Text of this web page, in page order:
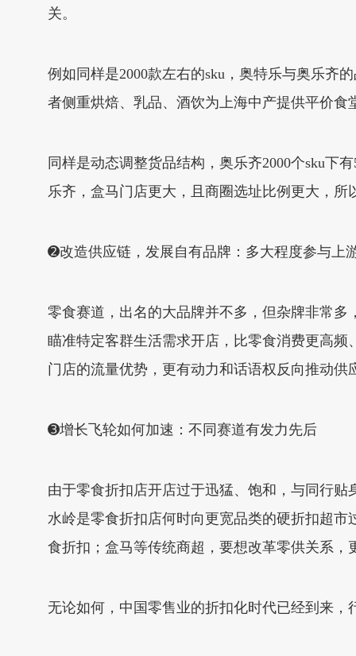
关。
例如同样是2000款左右的sku，奥特乐与奥乐齐
者侧重烘焙、乳品、酒饮为上海中产提供平价食
同样是动态调整货品结构，奥乐齐2000个sku下
乐齐，盒马门店更大，且商圈选址比例更大，
➋改造供应链，发展自有品牌：多大程度参与上
零食赛道，出名的大品牌并不多，但杂牌非常
瞄准特定客群生活需求开店，比零食消费更高
门店的流量优势，更有动力和话语权反向推动供
➌增长飞轮如何加速：不同赛道有发力先后
由于零食折扣店开店过于迅猛、饱和，与同行
水岭是零食折扣店何时向更宽品类的硬折扣超
食折扣；盒马等传统商超，要想改革零供关系
无论如何，中国零售业的折扣化时代已经到来